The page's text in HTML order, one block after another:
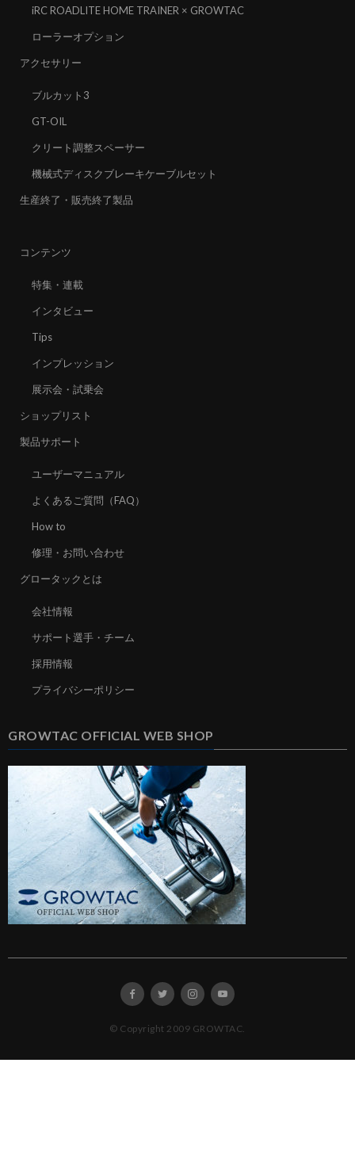
iRC ROADLITE HOME TRAINER × GROWTAC
ローラーオプション
アクセサリー
ブルカット3
GT-OIL
クリート調整スペーサー
機械式ディスクブレーキケーブルセット
生産終了・販売終了製品
コンテンツ
特集・連載
インタビュー
Tips
インプレッション
展示会・試乗会
ショップリスト
製品サポート
ユーザーマニュアル
よくあるご質問（FAQ）
How to
修理・お問い合わせ
グロータックとは
会社情報
サポート選手・チーム
採用情報
プライバシーポリシー
GROWTAC OFFICIAL WEB SHOP
© Copyright 2009 GROWTAC.